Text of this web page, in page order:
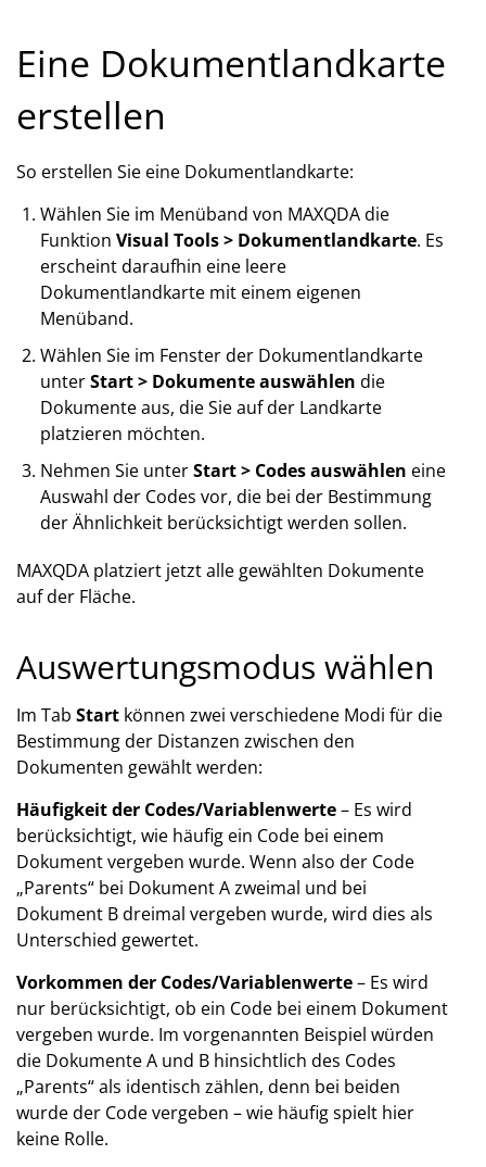
Eine Dokumentlandkarte
erstellen
So erstellen Sie eine Dokumentlandkarte:
Wählen Sie im Menüband von MAXQDA die
FunktionVisual Tools > Dokumentlandkarte. Es
erscheint daraufhin eine leere
Dokumentlandkarte mit einem eigenen
Menüband.
Wählen Sie im Fenster der Dokumentlandkarte
unterStart > Dokumente auswählen die
Dokumente aus, die Sie auf der Landkarte
platzieren möchten.
Nehmen Sie unterStart > Codes auswählen eine
Auswahl der Codes vor, die bei der Bestimmung
der Ähnlichkeit berücksichtigt werden sollen.
MAXQDA platziert jetzt alle gewählten Dokumente
auf der Fläche.
Auswertungsmodus wählen
Im Tab Start können zwei verschiedene Modi für die
Bestimmung der Distanzen zwischen den
Dokumenten gewählt werden:
Häufigkeit der Codes/Variablenwerte– Es wird
berücksichtigt, wie häufig ein Code bei einem
Dokument vergeben wurde. Wenn also der Code
„Parents“ bei Dokument A zweimal und bei
Dokument B dreimal vergeben wurde, wird dies als
Unterschied gewertet.
Vorkommen der Codes/Variablenwerte– Es wird
nur berücksichtigt, ob ein Code bei einem Dokument
vergeben wurde. Im vorgenannten Beispiel würden
die Dokumente A und B hinsichtlich des Codes
„Parents“ als identisch zählen, denn bei beiden
wurde der Code vergeben – wie häufig spielt hier
keine Rolle.